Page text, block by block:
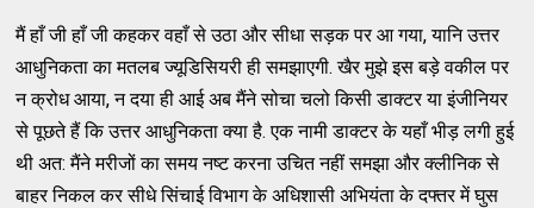
मैं हाँ जी हाँ जी कहकर वहाँ से उठा और सीधा सड़क पर आ गया, यानि उत्तर
आधुनिकता का मतलब ज्यूडिसियरी ही समझाएगी. खैर मुझे इस बड़े वकील पर
न क्रोध आया, न दया ही आई अब मैंने सोचा चलो किसी डाक्टर या इंजीनियर
से पूछते हैं कि उत्तर आधुनिकता क्या है. एक नामी डाक्टर के यहाँ भीड़ लगी हुई
थी अत: मैंने मरीजों का समय नष्ट करना उचित नहीं समझा और क्लीनिक से
बाहर निकल कर सीधे सिंचाई विभाग के अधिशासी अभियंता के दफ्तर में घुस